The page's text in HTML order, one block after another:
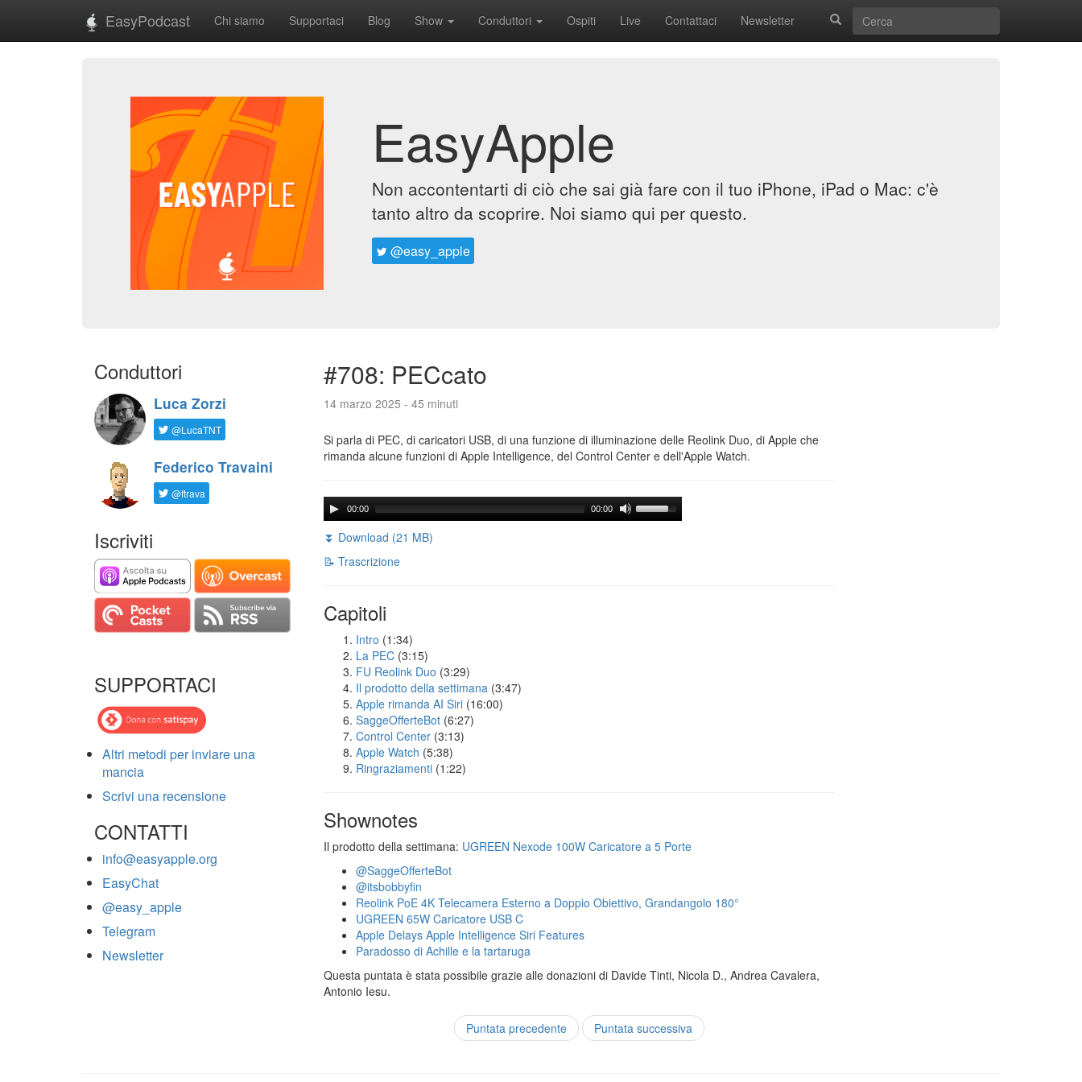
EasyPodcast Chi siamo Supportaci Blog Show Conduttori Ospiti Live Contattaci Newsletter
EasyApple
Non accontentarti di ciò che sai già fare con il tuo iPhone, iPad o Mac: c'è
tanto altro da scoprire. Noi siamo qui per questo.
@easy_apple
Conduttori
Luca Zorzi
@LucaTNT
Federico Travaini
@ftrava
Iscriviti
SUPPORTACI
Altri metodi per inviare una
mancia
Scrivi una recensione
CONTATTI
info@easyapple.org
EasyChat
@easy_apple
Telegram
Newsletter
#708: PECcato
14 marzo 2025 - 45 minuti
Si parla di PEC, di caricatori USB, di una funzione di illuminazione delle Reolink Duo, di Apple che
rimanda alcune funzioni di Apple Intelligence, del Control Center e dell'Apple Watch.
00:00 00:00
⏬ Download (21 MB)
📝 Trascrizione
Capitoli
Intro (1:34)
La PEC (3:15)
FU Reolink Duo (3:29)
Il prodotto della settimana (3:47)
Apple rimanda AI Siri (16:00)
SaggeOfferteBot (6:27)
Control Center (3:13)
Apple Watch (5:38)
Ringraziamenti (1:22)
Shownotes
Il prodotto della settimana: UGREEN Nexode 100W Caricatore a 5 Porte
@SaggeOfferteBot
@itsbobbyfin
Reolink PoE 4K Telecamera Esterno a Doppio Obiettivo, Grandangolo 180°
UGREEN 65W Caricatore USB C
Apple Delays Apple Intelligence Siri Features
Paradosso di Achille e la tartaruga
Questa puntata è stata possibile grazie alle donazioni di Davide Tinti, Nicola D., Andrea Cavalera,
Antonio Iesu.
Puntata precedente Puntata successiva